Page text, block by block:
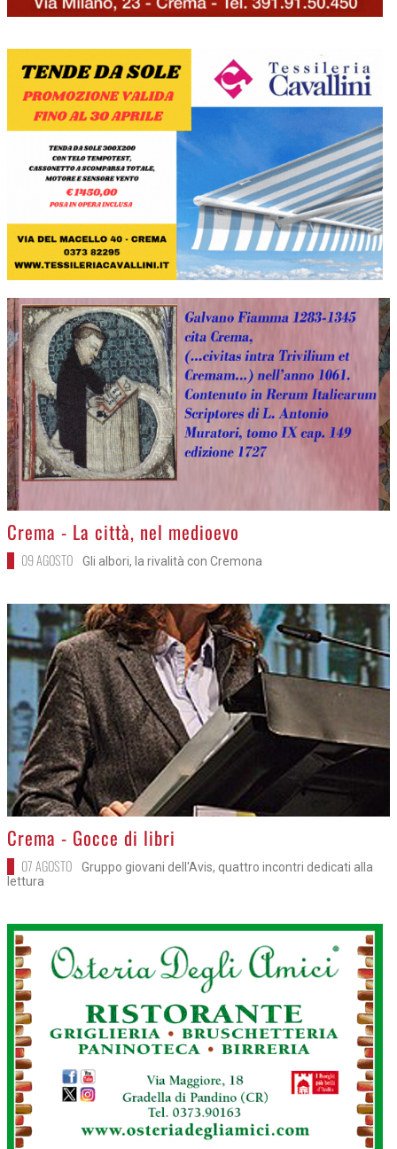
>
Crema - La città, nel medioevo
09 AGOSTO Gli albori, la rivalità con Cremona
>
Crema - Gocce di libri
07 AGOSTO
Gruppo giovani dell'Avis, quattro incontri dedicati alla
lettura